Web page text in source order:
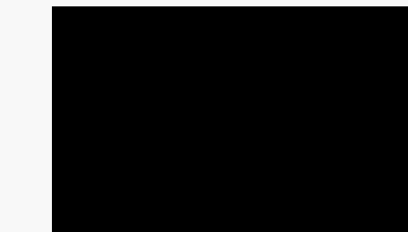
выявленная на ранних стадиях, хорошо